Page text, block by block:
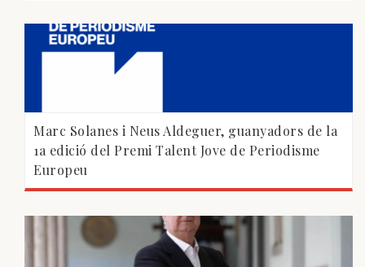
Marc Solanes i Neus Aldeguer, guanyadors de la
1a edició del Premi Talent Jove de Periodisme
Europeu